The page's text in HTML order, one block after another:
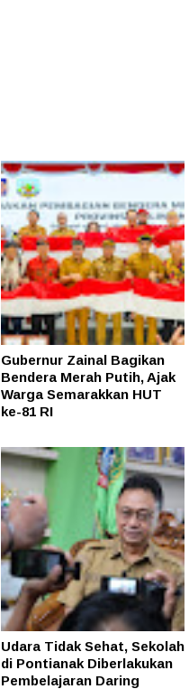
Gubernur Zainal Bagikan
Bendera Merah Putih, Ajak
Warga Semarakkan HUT
ke-81 RI
Udara Tidak Sehat, Sekolah
di Pontianak Diberlakukan
Pembelajaran Daring